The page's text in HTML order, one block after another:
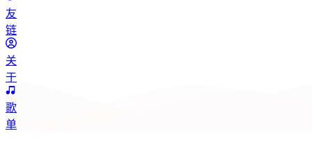
分
类
标
签
归
档
友
链
关
于
歌
单